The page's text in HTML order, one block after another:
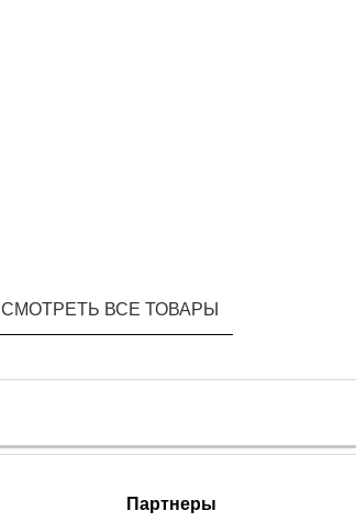
СМОТРЕТЬ ВСЕ ТОВАРЫ
Партнеры